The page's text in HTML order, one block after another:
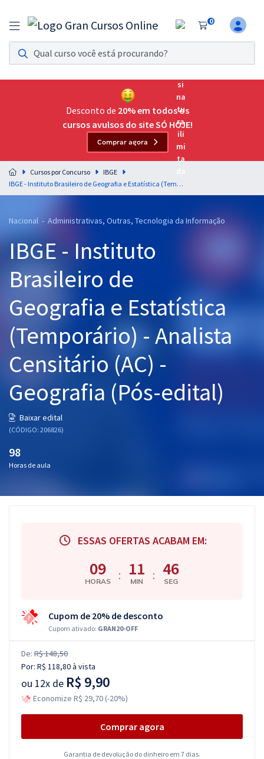
0
Assinatura Ilimitada 11
Acesso a todos os cursos. Teste grátis por 7 dias!
Assinatura OAB Até Passar
Acesso ilimitado a toda preparação para o Exame da
Residências Multiprofissionais
Preparação completa e intensiva para as principais
residências em saúde do Brasil
Cursos 20% OFF
Pós
Graduação
OAB
Questões grátis
Blog
Aprovados
Desconto de 20% em todos os
cursos avulsos do site SÓ HOJE!
Comprar agora
Cursos por Concurso
IBGE
IBGE - Instituto Brasileiro de Geografia e Estatística (Temporário) - Analista Censitário (AC) - Geografia (Pós-edital)
Nacional - Administrativas, Outras, Tecnologia da Informação
IBGE - Instituto
Brasileiro de
Geografia e Estatística
(Temporário) - Analista
Censitário (AC) -
Geografia (Pós-edital)
Baixar edital
(CÓDIGO: 206826)
98
Horas de aula
ESSAS OFERTAS ACABAM EM:
09
HORAS : 11
MIN : 45
SEG
Cupom de 20% de desconto
Cupom ativado: GRAN20-OFF
De: R$ 148,50
Por: R$ 118,80à vista
ou 12x de R$ 9,90
Economize R$ 29,70 (-20%)
Comprar agora
Garantia de devolução do dinheiro em 7 dias.